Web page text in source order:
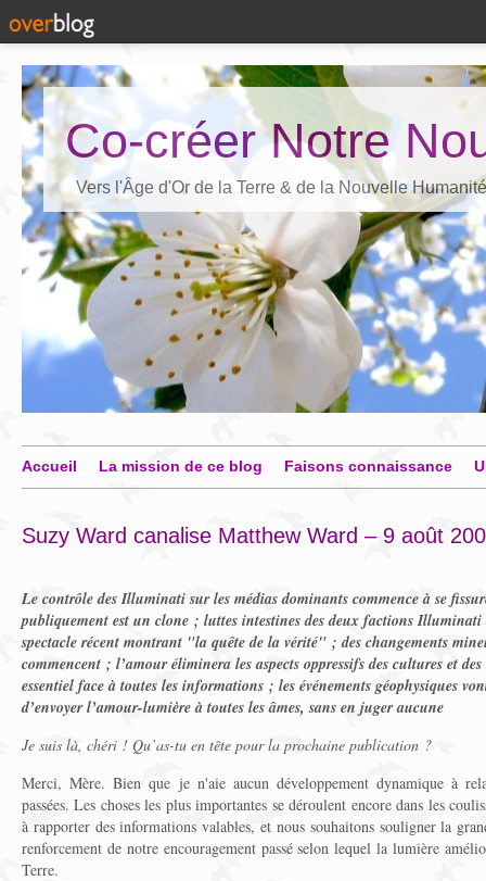
Co-créer Notre
Vers l'Âge d'Or de la Terre & de la Nouvelle Humanité
Accueil La mission de ce blog Faisons connaissance
Suzy Ward canalise Matthew Ward – 9 août
Le contrôle des Illuminati sur les médias dominants commence à se
publiquement est un clone ; luttes intestines des deux factions
spectacle récent montrant "la quête de la vérité" ; des changements
commencent ; l’amour éliminera les aspects oppressifs des cultures et
essentiel face à toutes les informations ; les événements géophysiques
d’envoyer l’amour-lumière à toutes les âmes, sans en juger aucune
Je suis là, chéri ! Qu’as-tu en tête pour la prochaine publication ?
Merci, Mère. Bien que je n'aie aucun développement dynamique à
passées. Les choses les plus importantes se déroulent encore dans les
à rapporter des informations valables, et nous souhaitons souligner la
renforcement de notre encouragement passé selon lequel la lumière
Terre.